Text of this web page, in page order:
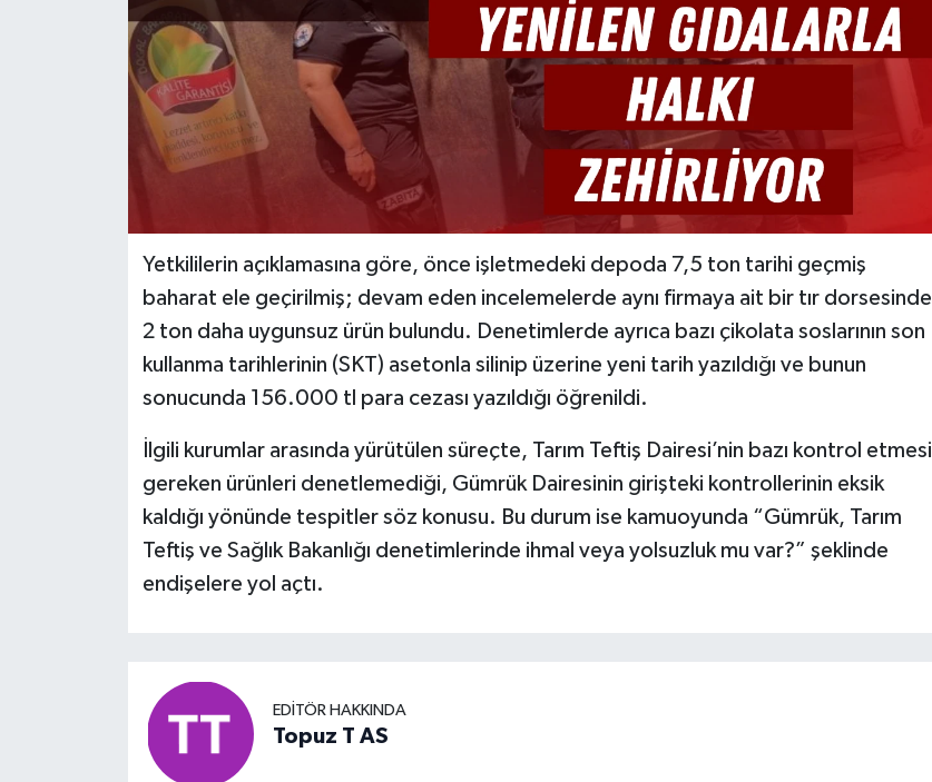
Yetkililerin açıklamasına göre, önce işletmedeki depoda 7,5 ton tarihi geçmiş
baharat ele geçirilmiş; devam eden incelemelerde aynı firmaya ait bir tır dorsesinde
2 ton daha uygunsuz ürün bulundu. Denetimlerde ayrıca bazı çikolata soslarının son
kullanma tarihlerinin (SKT) asetonla silinip üzerine yeni tarih yazıldığı ve bunun
sonucunda 156.000 tl para cezası yazıldığı öğrenildi.
İlgili kurumlar arasında yürütülen süreçte, Tarım Teftiş Dairesi’nin bazı kontrol etmesi
gereken ürünleri denetlemediği, Gümrük Dairesinin girişteki kontrollerinin eksik
kaldığı yönünde tespitler söz konusu. Bu durum ise kamuoyunda “Gümrük, Tarım
Teftiş ve Sağlık Bakanlığı denetimlerinde ihmal veya yolsuzluk mu var?” şeklinde
endişelere yol açtı.
EDITÖR HAKKINDA
Topuz T AS